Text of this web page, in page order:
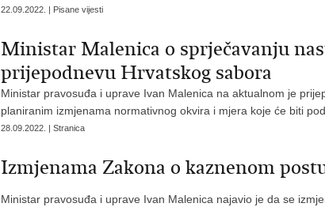
22.09.2022. | Pisane vijesti
Ministar Malenica o sprječavanju
prijepodnevu Hrvatskog sabora
Ministar pravosuđa i uprave Ivan Malenica na aktualnom je
planiranim izmjenama normativnog okvira i mjera koje će biti
28.09.2022. | Stranica
Izmjenama Zakona o kaznenom
Ministar pravosuđa i uprave Ivan Malenica najavio je da se